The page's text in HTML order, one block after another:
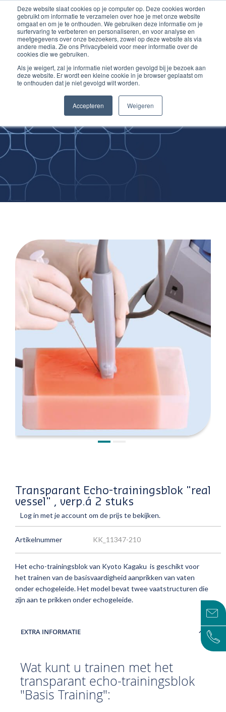
Deze website slaat cookies op je computer op. Deze cookies worden
gebruikt om informatie te verzamelen over hoe je met onze website
omgaat en om je te onthouden. We gebruiken deze informatie om je
surfervaring te verbeteren en personaliseren, en voor analyse en
meetgegevens over onze bezoekers, zowel op deze website als via
andere media. Zie ons Privacybeleid voor meer informatie over de
cookies die we gebruiken.
Als je weigert, zal je informatie niet worden gevolgd bij je bezoek aan
deze website. Er wordt een kleine cookie in je browser geplaatst om
te onthouden dat je niet gevolgd wilt worden.
Accepteren Weigeren
Inloggen account
Ga
naar
de
inhoud
Improving
Medical Skills
Transparant Echo-trainingsblok "real
vessel" , verp.á 2 stuks
Log in met je account om de prijs te bekijken.
Artikelnummer KK_11347-210
Het echo-trainingsblok van Kyoto Kagaku is geschikt voor
het trainen van de basisvaardigheid aanprikken van vaten
onder echogeleide. Het model bevat twee vaatstructuren die
zijn aan te prikken onder echogeleide.
EXTRA INFORMATIE
Wat kunt u trainen met het
transparant echo-trainingsblok
"Basis Training":